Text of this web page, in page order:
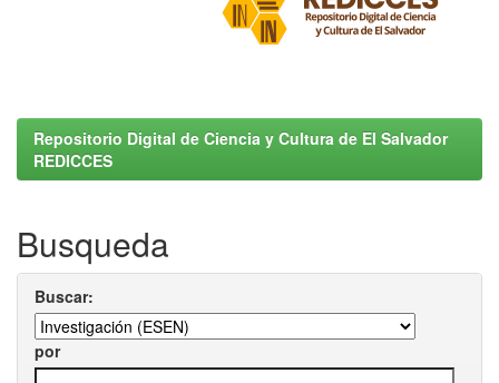
Repositorio Digital de Ciencia y Cultura de El Salvador
REDICCES
Busqueda
Buscar:
por